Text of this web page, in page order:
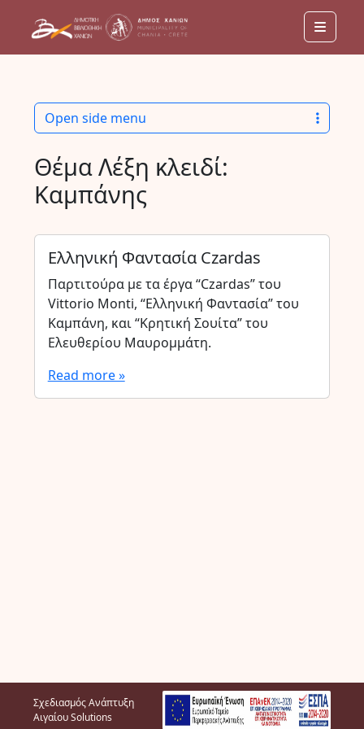
Menu
Θέμα Λέξη κλειδί:
Καμπάνης
Ελληνική Φαντασία Czardas
Παρτιτούρα με τα έργα “Czardas” του
Vittorio Monti, “Ελληνική Φαντασία” του
Καμπάνη, και “Κρητική Σουίτα” του
Ελευθερίου Μαυρομμάτη.
Read more »
Open side menu
Σχεδιασμός Ανάπτυξη
Αιγαίου Solutions